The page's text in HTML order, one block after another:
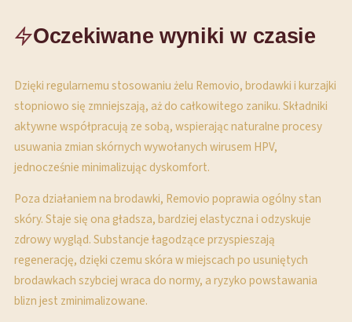
Oczekiwane wyniki w czasie
Dzięki regularnemu stosowaniu żelu Removio, brodawki i kurzajki
stopniowo się zmniejszają, aż do całkowitego zaniku. Składniki
aktywne współpracują ze sobą, wspierając naturalne procesy
usuwania zmian skórnych wywołanych wirusem HPV,
jednocześnie minimalizując dyskomfort.
Poza działaniem na brodawki, Removio poprawia ogólny stan
skóry. Staje się ona gładsza, bardziej elastyczna i odzyskuje
zdrowy wygląd. Substancje łagodzące przyspieszają
regenerację, dzięki czemu skóra w miejscach po usuniętych
brodawkach szybciej wraca do normy, a ryzyko powstawania
blizn jest zminimalizowane.